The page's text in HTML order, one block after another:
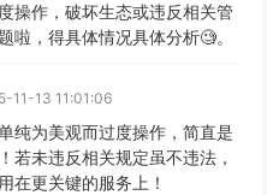
操作，破坏生态或违反相关管
啦，得具体情况具体分析🧐。
11-13 11:01:06
纯为美观而过度操作，简直是
若未违反相关规定虽不违法，
在更关键的服务上！